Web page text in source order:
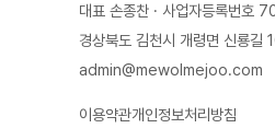
대표 손종찬 · 사업자등록번호
경상북도 김천시 개령면 신룡길
admin@mewolmejoo.com
이용약관개인정보처리방침